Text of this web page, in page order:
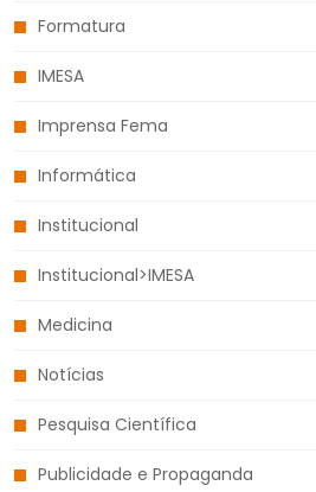
Formatura
IMESA
Imprensa Fema
Informática
Institucional
Institucional>IMESA
Medicina
Notícias
Pesquisa Científica
Publicidade e Propaganda